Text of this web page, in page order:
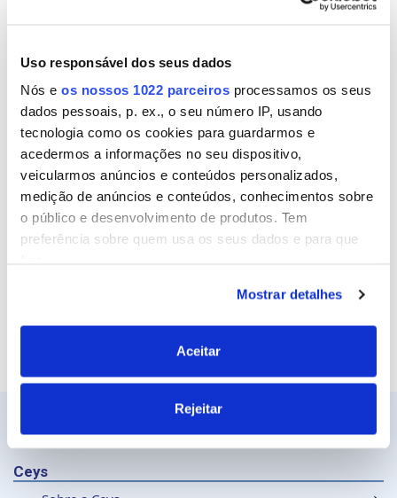
Uso responsável dos seus dados
Nós e os nossos 1022 parceiros processamos os seus
dados pessoais, p. ex., o seu número IP, usando
tecnologia como os cookies para guardarmos e
acedermos a informações no seu dispositivo,
veicularmos anúncios e conteúdos personalizados,
medição de anúncios e conteúdos, conhecimentos sobre
o público e desenvolvimento de produtos. Tem
preferência sobre quem usa os seus dados e para que
Se permitir, gostaríamos também de:
Recolher informações sobre a sua localização
geográfica as quais podem ter uma precisão de
ativa as características específicas (impressão
digital)
processados e defina as suas preferências nasecção de
Mostrar detalhes
Aceitar
Rejeitar
Email
Site
Ceys